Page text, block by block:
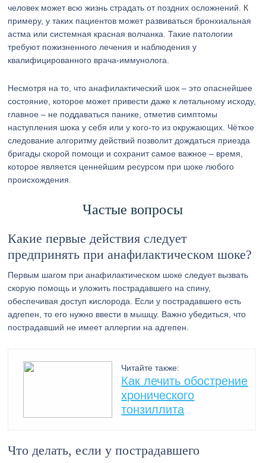
человек может всю жизнь страдать от поздних осложнений. К
примеру, у таких пациентов может развиваться бронхиальная
астма или системная красная волчанка. Такие патологии
требуют пожизненного лечения и наблюдения у
квалифицированного врача-иммунолога.
Несмотря на то, что анафилактический шок – это опаснейшее
состояние, которое может привести даже к летальному исходу,
главное – не поддаваться панике, отметив симптомы
наступления шока у себя или у кого-то из окружающих. Чёткое
следование алгоритму действий позволит дождаться приезда
бригады скорой помощи и сохранит самое важное – время,
которое является ценнейшим ресурсом при шоке любого
происхождения.
Частые вопросы
Какие первые действия следует
предпринять при анафилактическом шоке?
Первым шагом при анафилактическом шоке следует вызвать
скорую помощь и уложить пострадавшего на спину,
обеспечивая доступ кислорода. Если у пострадавшего есть
адгепен, то его нужно ввести в мышцу. Важно убедиться, что
пострадавший не имеет аллергии на адгепен.
Читайте также:
Как лечить обострение
хронического
тонзиллита
Что делать, если у пострадавшего